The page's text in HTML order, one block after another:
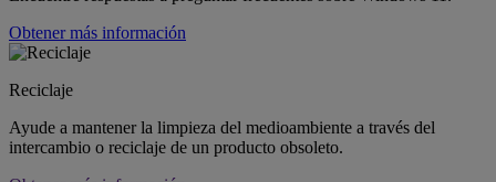
Obtener más información
Reciclaje
Ayude a mantener la limpieza del medioambiente a través del
intercambio o reciclaje de un producto obsoleto.